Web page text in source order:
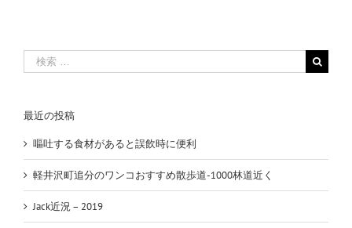
索
最近の投稿
嘔吐する食材があると誤飲時に便利
軽井沢町追分のワンコおすすめ散歩道-1000林道近く
Jack近況 – 2019